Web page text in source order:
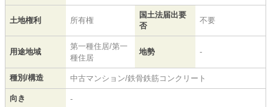
土地権利 所有権
国土法届出要
否
不要
用途地域
第一種住居/第一
種住居
地勢 -
種別/構造 中古マンション/鉄骨鉄筋コンクリート
向き -